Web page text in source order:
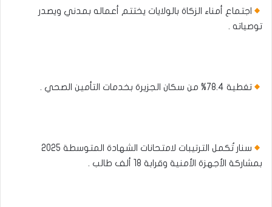
اجتماع أمناء الزكاة بالولايات يختتم أعماله بمدني ويصدر
توصياته .
تغطية 78.4% من سكان الجزيرة بخدمات التأمين الصحي .
سنار تُكمل الترتيبات لامتحانات الشهادة المتوسطة 2025
بمشاركة الأجهزة الأمنية وقرابة 18 ألف طالب .